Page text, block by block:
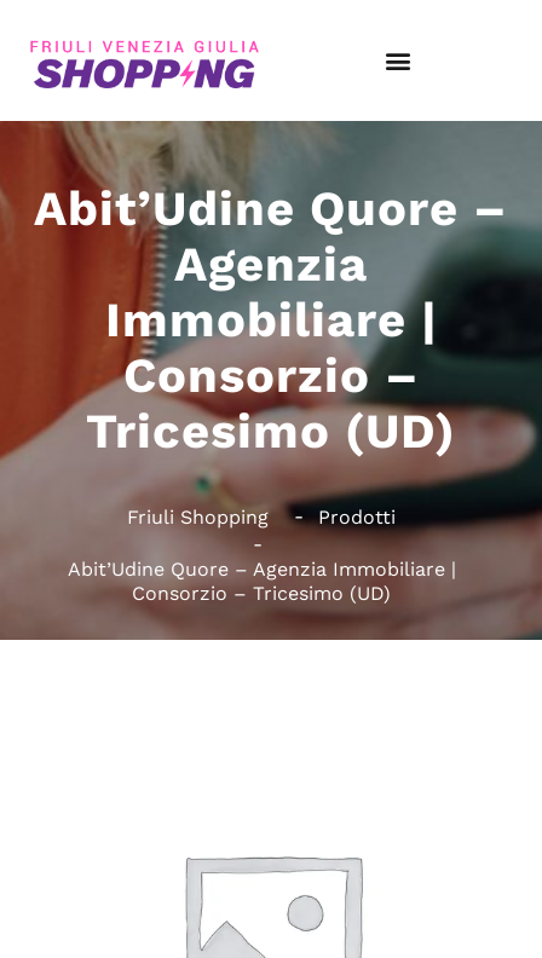
Abit’Udine Quore –
Agenzia
Immobiliare |
Consorzio –
Tricesimo (UD)
Friuli Shopping Prodotti
Abit’Udine Quore – Agenzia Immobiliare |
Consorzio – Tricesimo (UD)